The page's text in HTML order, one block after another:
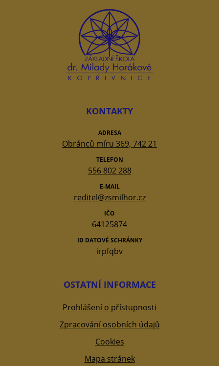
KONTAKTY
ADRESA
Obránců míru 369, 742 21
TELEFON
556 802 288
E-MAIL
reditel@zsmilhor.cz
IČO
64125874
ID DATOVÉ SCHRÁNKY
irpfqbv
OSTATNÍ INFORMACE
Prohlášení o přístupnosti
Zpracování osobních údajů
Cookies
Mapa stránek